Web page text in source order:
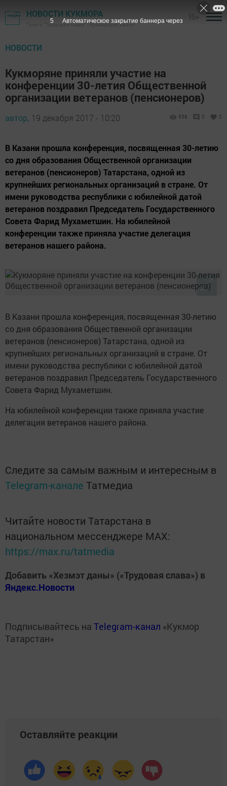
НОВОСТИ КУКМОРА
Газета "Трудовая слава" - Кукморский район
НОВОСТИ
Кукморяне приняли участие на
конференции 30-летия Общественной
организации ветеранов (пенсионеров)
автор, 19 декабря 2017 - 10:20 558 0 0
В Казани прошла конференция, посвященная 30-летию
со дня образования Общественной организации
ветеранов (пенсионеров) Татарстана, одной из
крупнейших региональных организаций в стране. От
имени руководства республики с юбилейной датой
ветеранов поздравил Председатель Государственного
Совета Фарид Мухаметшин. На юбилейной
конференции также приняла участие делегация
ветеранов нашего района.
В Казани прошла конференция, посвященная 30-летию
со дня образования Общественной организации
ветеранов (пенсионеров) Татарстана, одной из
крупнейших региональных организаций в стране. От
имени руководства республики с юбилейной датой
ветеранов поздравил Председатель Государственного
Совета Фарид Мухаметшин.
На юбилейной конференции также приняла участие
делегация ветеранов нашего района.
Следите за самым важным и интересным в
Telegram-канале Татмедиа
Читайте новости Татарстана в
национальном мессенджере MАХ:
https://max.ru/tatmedia
Добавить «Хезмэт даны» («Трудовая слава») в
Яндекс.Новости
Подписывайтесь на Telegram-канал «Кукмор
Татарстан»
Оставляйте реакции
4 Автоматическое закрытие баннера через